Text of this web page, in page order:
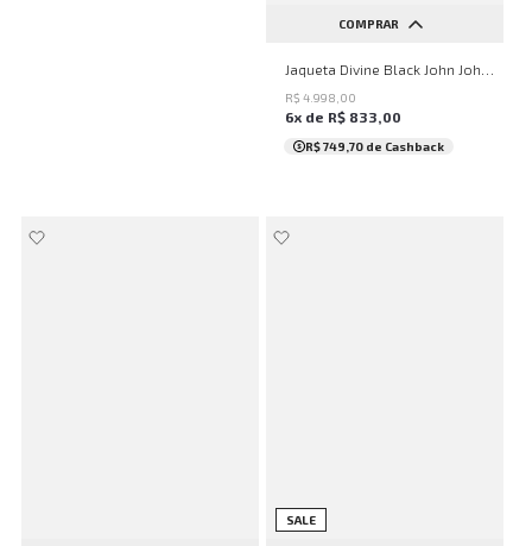
COMPRAR
PP P M G
R$ 4 998 00
6x de R$ 833,00
R$ 749,70 de Cashback
SALE